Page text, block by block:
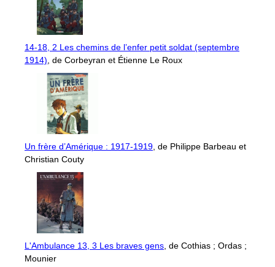
14-18, 2 Les chemins de l’enfer petit soldat (septembre
1914) , de Corbeyran et Étienne Le Roux
Un frère d’Amérique : 1917-1919 , de Philippe Barbeau et
Christian Couty
L'Ambulance 13, 3 Les braves gens , de Cothias ; Ordas ;
Mounier